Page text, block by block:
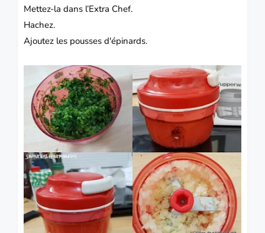
Mettez-la dans l’Extra Chef.
Hachez.
Ajoutez les pousses d'épinards.